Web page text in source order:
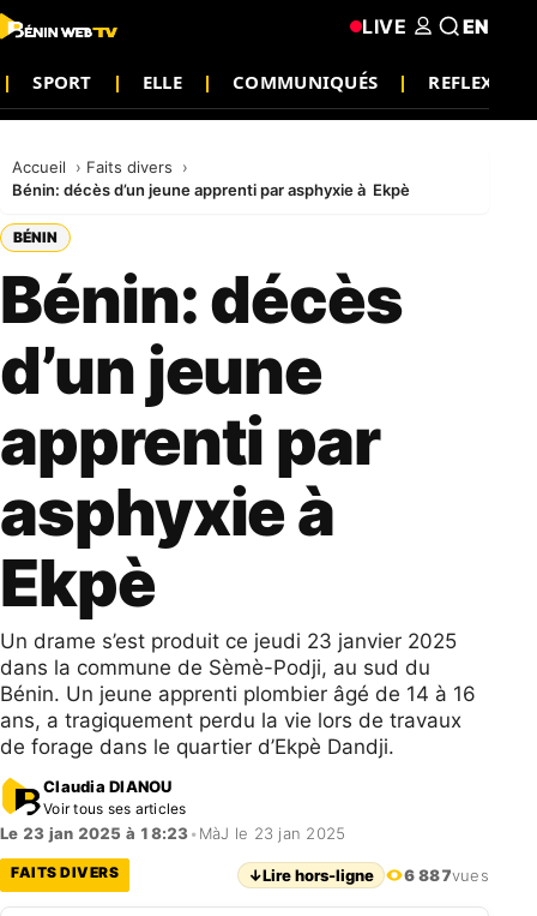
SPORT ELLE COMMUNIQUÉS REFLEXION
LIVE EN
Accueil
Faits divers
Bénin: décès d’un jeune apprenti par asphyxie à Ekpè
BÉNIN
Bénin: décès
d’un jeune
apprenti par
asphyxie à
Ekpè
Un drame s’est produit ce jeudi 23 janvier 2025
dans la commune de Sèmè-Podji, au sud du
Bénin. Un jeune apprenti plombier âgé de 14 à 16
ans, a tragiquement perdu la vie lors de travaux
de forage dans le quartier d’Ekpè Dandji.
Claudia DIANOU
Voir tous ses articles
Le 23 jan 2025 à 18:23• MàJ le 23 jan 2025
FAITS DIVERS ↓Lire hors-ligne 6 887vues